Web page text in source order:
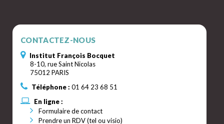
CONTACTEZ-NOUS
Institut François Bocquet
8-10, rue Saint Nicolas
75012 PARIS
Téléphone : 01 64 23 68 51
En ligne :
Formulaire de contact
Prendre un RDV (tel ou visio)